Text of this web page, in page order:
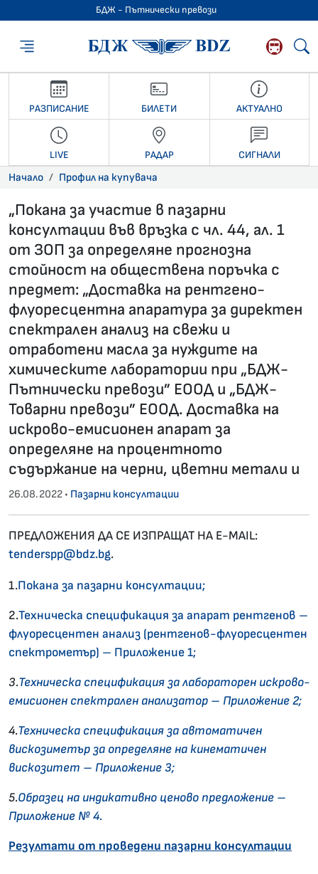
БДЖ - Пътнически превози
БДЖ -
РАЗПИСАНИЕ БИЛЕТИ АКТУАЛНО
LIVE РАДАР СИГНАЛИ
Начало Профил на купувача
„Покана за участие в пазарни
консултации във връзка с чл. 44, ал. 1
от ЗОП за определяне прогнозна
стойност на обществена поръчка с
предмет: „Доставка на рентгено-
флуоресцентна апаратура за директен
спектрален анализ на свежи и
отработени масла за нуждите на
химическите лаборатории при „БДЖ-
Пътнически превози” ЕООД и „БДЖ-
Товарни превози” ЕООД. Доставка на
искрово-емисионен апарат за
определяне на процентното
съдържание на черни, цветни метали и
26.08.2022 • Пазарни консултации
ПРЕДЛОЖЕНИЯ ДА СЕ ИЗПРАЩАТ НА E-MAIL:
tenderspp@bdz.bg.
1.Покана за пазарни консултации;
2.Техническа спецификация за апарат рентгенов –
флуоресцентен анализ (рентгенов-флуоресцентен
спектрометър) – Приложение 1;
3.Техническа спецификация за лабораторен искрово-
емисионен спектрален анализатор – Приложение 2;
4.Техническа спецификация за автоматичен
вискозиметър за определяне на кинематичен
вискозитет – Приложение 3;
5.Образец на индикативно ценово предложение –
Приложение № 4.
Резултати от проведени пазарни консултации